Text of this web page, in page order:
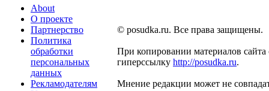
About
О проекте
Партнерство
Политика
обработки
персональных
данных
Рекламодателям
© posudka.ru. Все права защищены.
При копировании материалов сайта
гиперссылку http://posudka.ru.
Мнение редакции может не